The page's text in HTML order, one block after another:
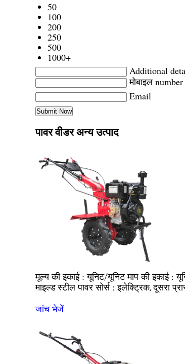
50
100
200
250
500
1000+
Additional
मोबाइल number
Email
पावर वीडर अन्य उत्पाद
मूल्य की इकाई :यूनिट/यूनिट माप की इकाई :
माइल्ड स्टील पावर सोर्स :इलेक्ट्रिक, दूसरा
जांच भेजें